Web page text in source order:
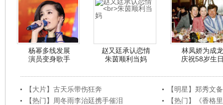
杨幂多线发展
演员变身歌手
赵又廷承认恋情
朱茵顺利当妈
林凤娇为成龙
庆祝58岁生
【大片】古天乐带伤狂奔
【明星】郑秀文
【热门】周冬雨李治廷携手催泪
【热门】《香格